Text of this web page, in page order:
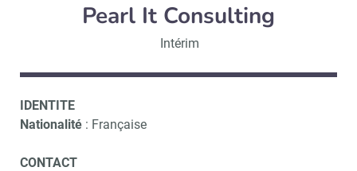
Pearl It Consulting
Intérim
IDENTITE
Nationalité : Française
CONTACT